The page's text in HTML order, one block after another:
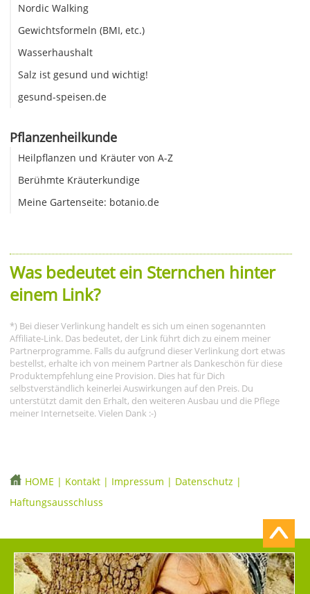
Nordic Walking
Gewichtsformeln (BMI, etc.)
Wasserhaushalt
Salz ist gesund und wichtig!
gesund-speisen.de
Pflanzenheilkunde
Heilpflanzen und Kräuter von A-Z
Berühmte Kräuterkundige
Meine Gartenseite: botanio.de
Was bedeutet ein Sternchen hinter
einem Link?
*) Bei dieser Verlinkung handelt es sich um einen sogenannten
Affiliate-Link. Das bedeutet, der Link führt dich zu einem meiner
Partnerprogramme. Falls du aufgrund dieser Verlinkung dort etwas
bestellst, erhalte ich von meinem Partner als Dankeschön für diese
Produktempfehlung eine Provision. Dies hat für Dich
selbstverständlich keinerlei Auswirkungen auf den Preis. Du
unterstützt damit den Erhalt, den weiteren Ausbau und die Pflege
meiner Internetseite. Vielen Dank :-)
HOME | Kontakt | Impressum | Datenschutz |
Haftungsausschluss